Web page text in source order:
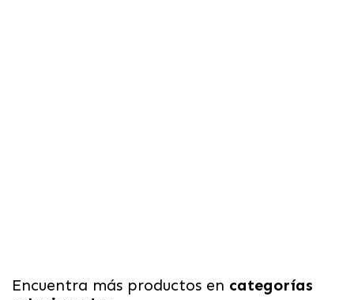
Encuentra más productos en categorías